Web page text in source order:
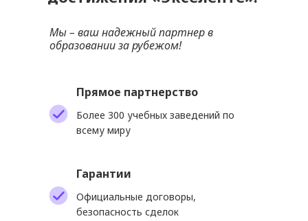
Мы – ваш надежный партнер в
образовании за рубежом!
Прямое партнерство
Более 300 учебных заведений по
всему миру
Гарантии
Официальные договоры,
безопасность сделок